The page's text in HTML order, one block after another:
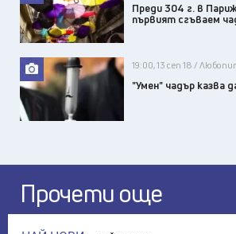
Преди 304 г. в
първият сгъваем
19:00, 13 сеп 18 /
"Умен" чадър казва
Прочети още